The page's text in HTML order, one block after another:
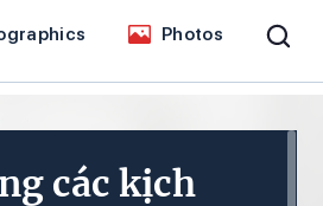
Photos
các kịch